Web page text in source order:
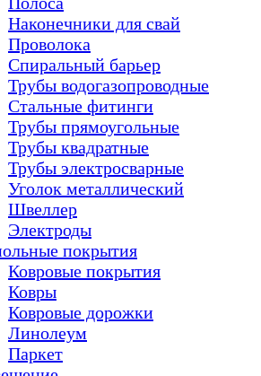
Наконечники для свай
Проволока
Спиральный барьер
Трубы водогазопроводные
Стальные фитинги
Трубы прямоугольные
Трубы квадратные
Трубы электросварные
Уголок металлический
Швеллер
Электроды
покрытия
Ковровые покрытия
Ковры
Ковровые дорожки
Линолеум
Паркет